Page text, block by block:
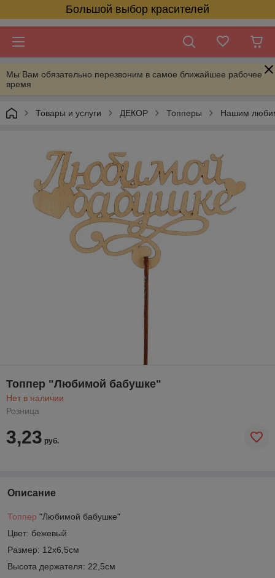
Большой выбор красителей
Мы Вам обязательно перезвоним в самое ближайшее рабочее
время
Товары и услуги ДЕКОР Топперы Нашим
Топпер "Любимой бабушке"
Нет в наличии
Розница
3,23 руб.
Описание
Топпер "Любимой бабушке"
Цвет: бежевый
Размер: 12х6,5см
Высота держателя: 22,5см